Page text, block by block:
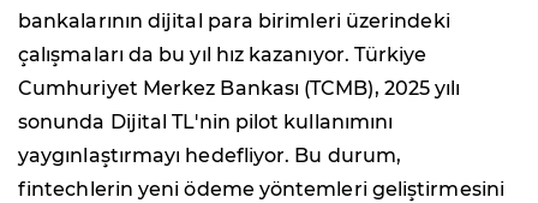
bankalarının dijital para birimleri üzerindeki
çalışmaları da bu yıl hız kazanıyor. Türkiye
Cumhuriyet Merkez Bankası (TCMB), 2025 yılı
sonunda Dijital TL'nin pilot kullanımını
yaygınlaştırmayı hedefliyor. Bu durum,
fintechlerin yeni ödeme yöntemleri geliştirmesini